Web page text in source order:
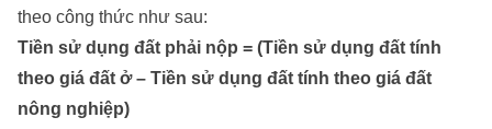
theo công thức như sau:
Tiền sử dụng đất phải nộp = (Tiền sử dụng đất tính
theo giá đất ở – Tiền sử dụng đất tính theo giá đất
nông nghiệp)